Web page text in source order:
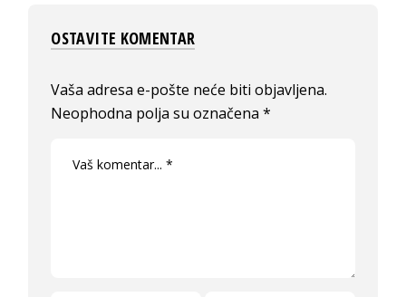
OSTAVITE KOMENTAR
Vaša adresa e-pošte neće biti objavljena.
Neophodna polja su označena*